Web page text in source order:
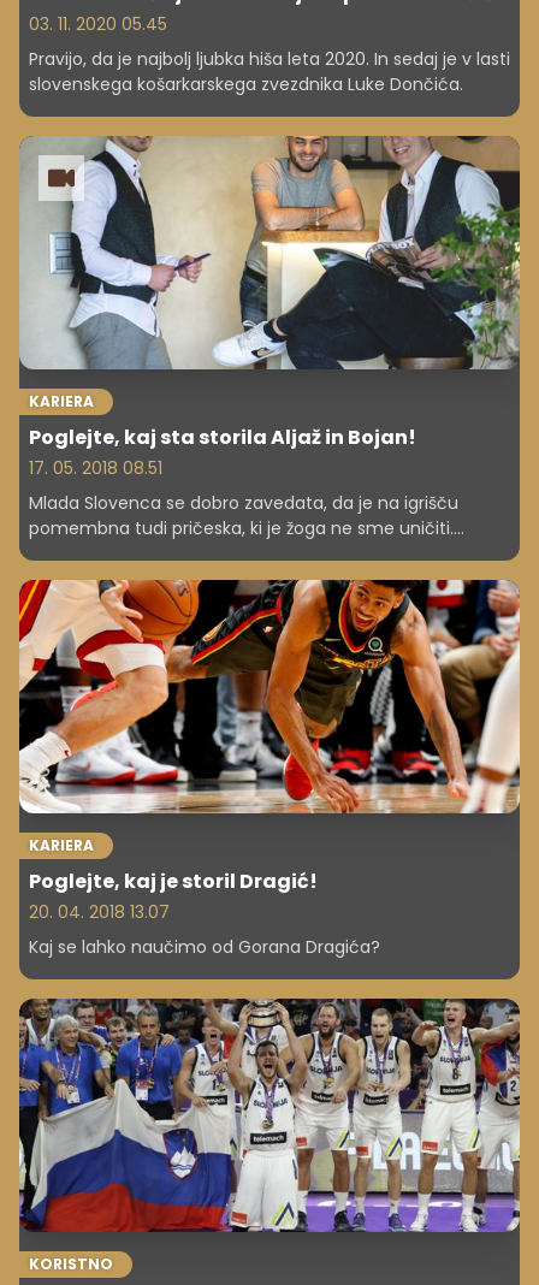
03. 11. 2020 05.45
Pravijo, da je najbolj ljubka hiša leta 2020. In sedaj je v lasti
slovenskega košarkarskega zvezdnika Luke Dončića.
KARIERA
Poglejte, kaj sta storila Aljaž in Bojan!
17. 05. 2018 08.51
Mlada Slovenca se dobro zavedata, da je na igrišču
pomembna tudi pričeska, ki je žoga ne sme uničiti.
Najbolj ponosna sta, da je med njunimi strankami tudi
Goran Dragić. Kako sta začela posel?
KARIERA
Poglejte, kaj je storil Dragić!
20. 04. 2018 13.07
Kaj se lahko naučimo od Gorana Dragića?
KORISTNO